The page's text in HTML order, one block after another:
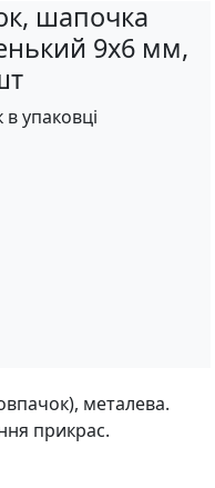
шапочка
9х6 мм,
упаковці
металева.
прикрас.